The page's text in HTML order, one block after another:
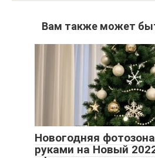
Вам также может
Новогодняя
руками на Новый